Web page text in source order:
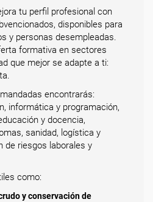
tu perfil profesional con
disponibles para
y personas desempleadas.
formativa en sectores
que mejor se adapte a ti:
encontrarás:
informática y programación,
y docencia,
sanidad, logística y
de riesgos laborales y
como:
y conservación de